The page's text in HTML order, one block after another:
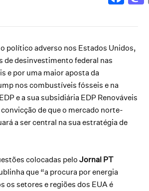
político adverso nos Estados Unidos,
de desinvestimento federal nas
e por uma maior aposta da
nos combustíveis fósseis e na
e a sua subsidiária EDP Renováveis
de que o mercado norte-
a ser central na sua estratégia de
colocadas peloJornal PT
que “a procura por energia
os setores e regiões dos EUA é